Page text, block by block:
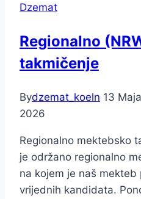
Dzemat
Regionalno
takmičenje
Bydzemat_koeln 13
2026
Regionalno mektebsko
je održano regionalno
na kojem je naš
vrijednih kandidata.